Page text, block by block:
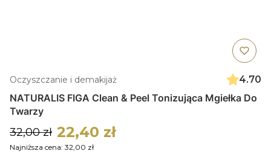
Oczyszczanie i demakijaż 4.70
NATURALIS FIGA Clean & Peel Tonizująca Mgiełka Do
Twarzy
32,00 zł 22,40 zł
Najniższa cena: 32,00 zł